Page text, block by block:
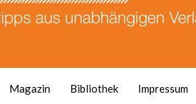
Magazin Bibliothek Impressum